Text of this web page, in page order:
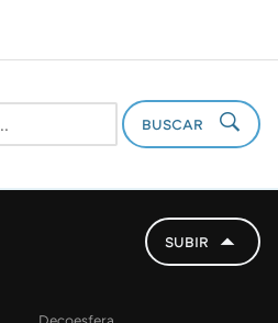
BUSCAR
SUBIR
Decoesfera